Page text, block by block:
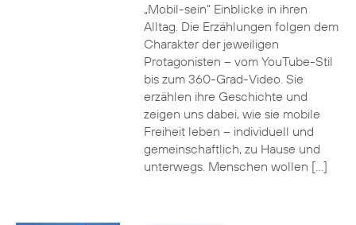
„Mobil-sein“ Einblicke in ihren
Alltag. Die Erzählungen folgen dem
Charakter der jeweiligen
Protagonisten – vom YouTube-Stil
bis zum 360-Grad-Video. Sie
erzählen ihre Geschichte und
zeigen uns dabei, wie sie mobile
Freiheit leben – individuell und
gemeinschaftlich, zu Hause und
unterwegs. Menschen wollen […]